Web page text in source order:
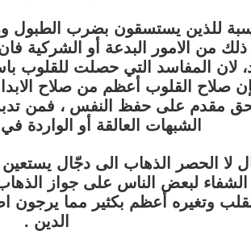
للذين يستسقون بضرب الطبول
من الامور البدعة أو الشركية
المفاسد التي حصلت للقلوب
صلاح القلوب أعظم من صلاح
مقدم على حفظ النفس ، فمن
الشبهات العالقة أو الواردة
لا الحصر الذهاب الى دجّال يستعين
لبعض الناس على جواز
وتغيره أعظم بكثير مما يرجون
الدين .